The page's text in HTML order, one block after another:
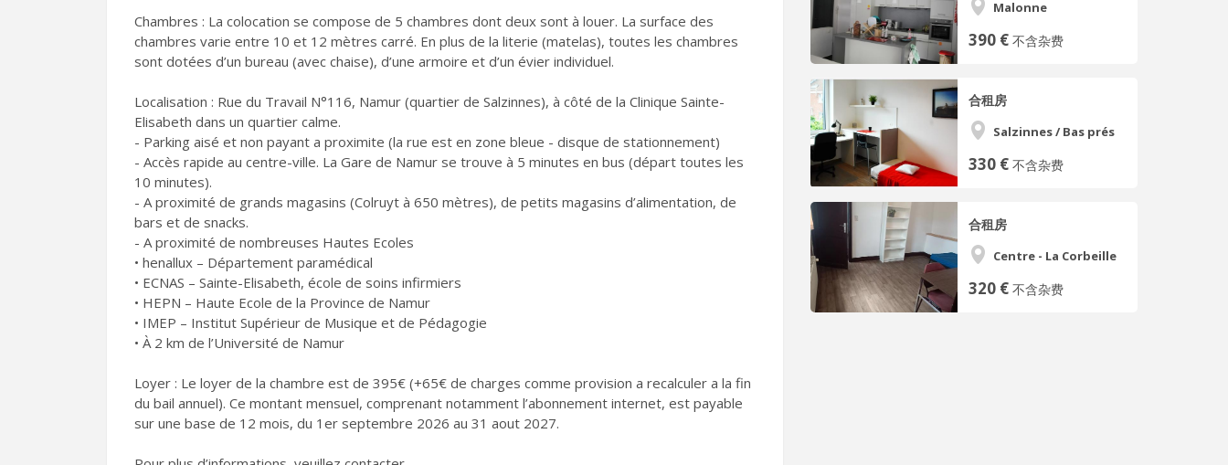
Malonne
390 € 不含杂费
合租房
Salzinnes / Bas prés
330 € 不含杂费
合租房
Centre - La Corbeille
320 € 不含杂费
Chambres : La colocation se compose de 5 chambres dont deux sont à louer. La surface des
chambres varie entre 10 et 12 mètres carré. En plus de la literie (matelas), toutes les chambres
sont dotées d’un bureau (avec chaise), d’une armoire et d’un évier individuel.
Localisation : Rue du Travail N°116, Namur (quartier de Salzinnes), à côté de la Clinique Sainte-
Elisabeth dans un quartier calme.
- Parking aisé et non payant a proximite (la rue est en zone bleue - disque de stationnement)
- Accès rapide au centre-ville. La Gare de Namur se trouve à 5 minutes en bus (départ toutes les
10 minutes).
- A proximité de grands magasins (Colruyt à 650 mètres), de petits magasins d’alimentation, de
bars et de snacks.
- A proximité de nombreuses Hautes Ecoles
• henallux – Département paramédical
• ECNAS – Sainte-Elisabeth, école de soins infirmiers
• HEPN – Haute Ecole de la Province de Namur
• IMEP – Institut Supérieur de Musique et de Pédagogie
• À 2 km de l’Université de Namur
Loyer : Le loyer de la chambre est de 395€ (+65€ de charges comme provision a recalculer a la fin
du bail annuel). Ce montant mensuel, comprenant notamment l’abonnement internet, est payable
sur une base de 12 mois, du 1er septembre 2026 au 31 aout 2027.